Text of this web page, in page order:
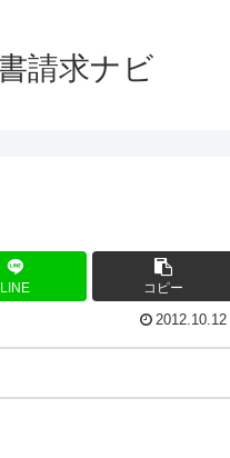
請求ナビ
LINE コピー
2012.10.12